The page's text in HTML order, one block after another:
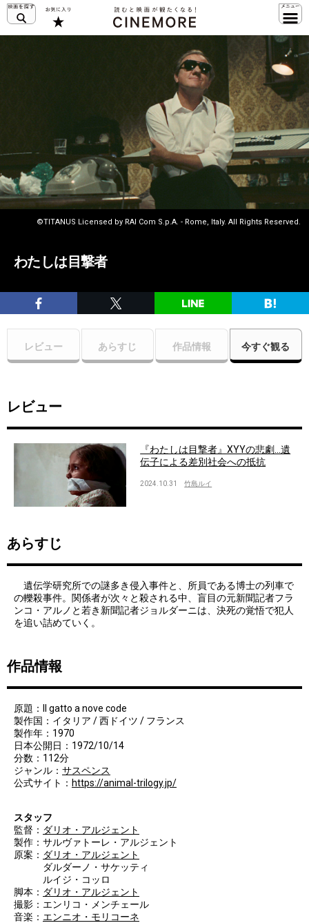
©TITANUS Licensed by RAI Com S.p.A. - Rome, Italy. All Rights Reserved.
わたしは目撃者
レビュー あらすじ 作品情報 今すぐ観る
レビュー
『わたしは目撃者』XYYの悲劇…遺
伝子による差別社会への抵抗
2024.10.31 竹島ルイ
あらすじ
遺伝学研究所での謎多き侵入事件と、所員である博士の列車で
の轢殺事件。関係者が次々と殺される中、盲目の元新聞記者フラ
ンコ・アルノと若き新聞記者ジョルダーニは、決死の覚悟で犯人
を追い詰めていく。
作品情報
原題：Il gatto a nove code
製作国：イタリア / 西ドイツ / フランス
製作年：1970
日本公開日：1972/10/14
分数：112分
ジャンル： サスペンス
公式サイト： https://animal-trilogy.jp/
スタッフ
監督： ダリオ・アルジェント
製作：サルヴァトーレ・アルジェント
原案： ダリオ・アルジェント
ダルダーノ・サケッティ
ルイジ・コッロ
脚本： ダリオ・アルジェント
撮影：エンリコ・メンチェール
音楽： エンニオ・モリコーネ